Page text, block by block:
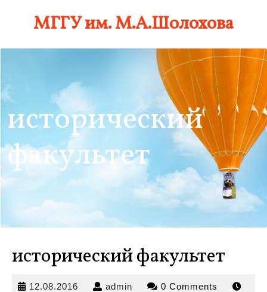
МГГУ им. М.А.Шолохова
исторический
факультет
исторический факультет
12.08.2016 12.08.2016
admin admin 0 Comments